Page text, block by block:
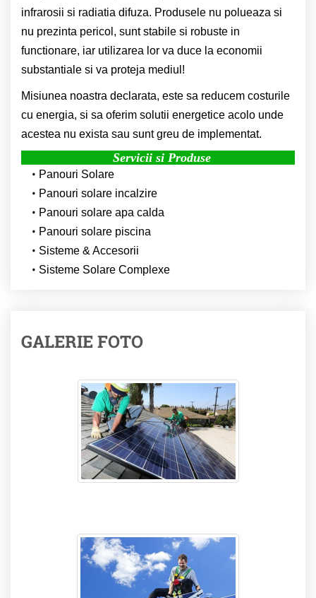
infrarosii si radiatia difuza. Produsele nu polueaza si
nu prezinta pericol, sunt stabile si robuste in
functionare, iar utilizarea lor va duce la economii
substantiale si va proteja mediul!
Misiunea noastra declarata, este sa reducem costurile
cu energia, si sa oferim solutii energetice acolo unde
acestea nu exista sau sunt greu de implementat.
Servicii si Produse
Panouri Solare
Panouri solare incalzire
Panouri solare apa calda
Panouri solare piscina
Sisteme & Accesorii
Sisteme Solare Complexe
GALERIE FOTO